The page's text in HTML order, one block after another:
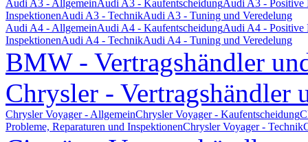
Audi A3 - AllgemeinAudi A3 - KaufentscheidungAudi A3 - Positive
InspektionenAudi A3 - TechnikAudi A3 - Tuning und Veredelung
Audi A4 - AllgemeinAudi A4 - KaufentscheidungAudi A4 - Positive
InspektionenAudi A4 - TechnikAudi A4 - Tuning und Veredelung
BMW - Vertragshändler
Chrysler - Vertragshändler
Chrysler Voyager - AllgemeinChrysler Voyager - Kaufentscheidung
Probleme, Reparaturen und InspektionenChrysler Voyager - Technik